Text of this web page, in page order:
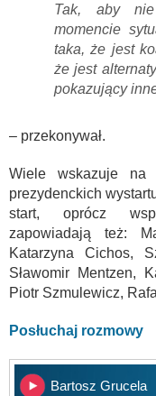
Tak, aby
momencie
taka, że jest
że jest
pokazujący
– przekonywał.
Wiele wskazuje na
prezydenckich
start, oprócz
zapowiadają też:
Katarzyna Cichos,
Sławomir Mentzen,
Piotr Szmulewicz,
Posłuchaj rozmowy
Bartosz Grucela